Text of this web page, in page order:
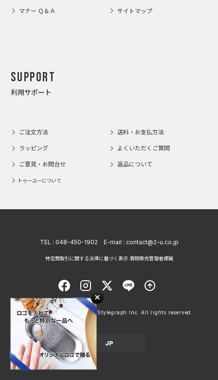
マナー Ｑ＆Ａ サイトマップ
Support
利用サポート
ご注文方法 送料・お支払方法
ラッピング よくいただくご質問
ご意見・お問合せ 返品について
トゥーユーについて
TEL : 048-450-1902 E-mail : contact@2-u.co.jp
特定商取引に関する法律に基づく表示 酒類販売管理者標識
Copyright © 1998 - 2026 Stylegraph Inc. All rights reserved.
JP